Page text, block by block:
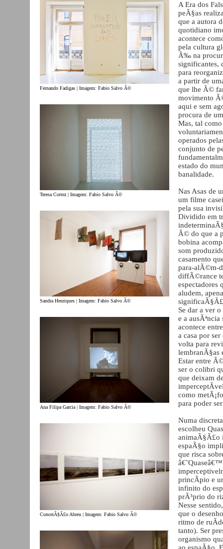
Fernando Fadigas | Imagem: Fabio Salvo Â©
Teresa Cortez | Imagem: Fabio Salvo Â©
Sandra Henriques | Imagem: Fabio Salvo Â©
Ana Filipa Garcia | Imagem: Fabio Salvo Â©
ConceiÃ§Ã£o Abreu | Imagem: Fabio Salvo Â©
A Era dos
peÃ§as
que a autora
quotidiano
acontece
pela cultura
Ã‰ na
significantes,
para
a partir de
que lhe Ã©
movimento
aqui e sem
procura de
Mas, tal
operados
conjunto de
estado do
banalidade.
Nas Asas de
um filme
pela sua
Dividido em
Ã© do que a
bobina
som
casamento
para-alÃ©m-
diffÃ©rance
espectadores
aludem,
Se dar a ver
e a
acontece
a casa por
volta para
lembranÃ§as
Estar entre
ser o colibri
que deixam
como
para poder
Numa
escolheu
animaÃ§Ã£o
espaÃ§o
que risca
princÃ­pio e
infinito do
prÃ³prio do
Nesse
que o
ritmo de
tanto). Ser
organismo